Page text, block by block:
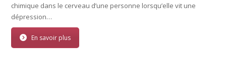
chimique dans le cerveau d’une personne lorsqu’elle vit une
dépression…
En savoir plus